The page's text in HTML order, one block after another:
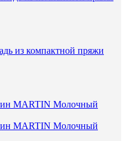
из компактной пряжи